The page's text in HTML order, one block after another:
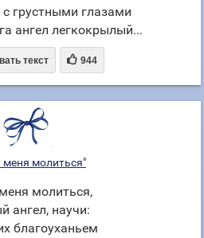
с грустными глазами
ангел легкокрылый...
текст  944
меня молиться"
молиться,
ангел, научи:
благоуханьем